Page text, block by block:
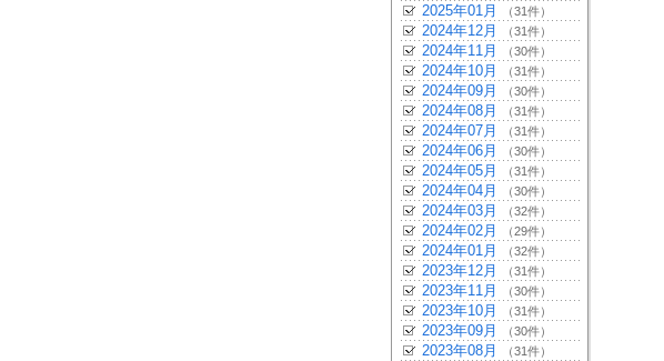
2025年01月 （31件）
2024年12月 （31件）
2024年11月 （30件）
2024年10月 （31件）
2024年09月 （30件）
2024年08月 （31件）
2024年07月 （31件）
2024年06月 （30件）
2024年05月 （31件）
2024年04月 （30件）
2024年03月 （32件）
2024年02月 （29件）
2024年01月 （32件）
2023年12月 （31件）
2023年11月 （30件）
2023年10月 （31件）
2023年09月 （30件）
2023年08月 （31件）